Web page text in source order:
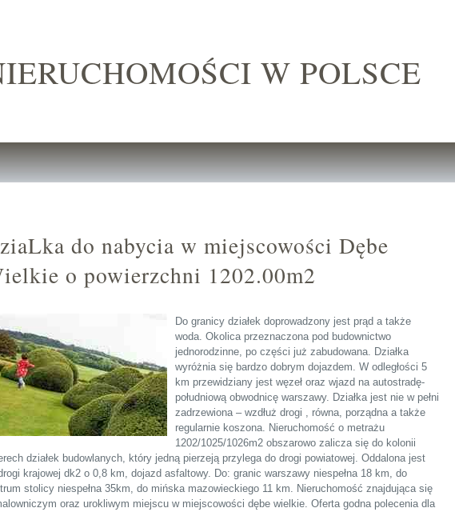
W POLSCE
do nabycia w miejscowości Dębe
o powierzchni 1202.00m2
Do granicy działek doprowadzony jest prąd a także
woda. Okolica przeznaczona pod budownictwo
jednorodzinne, po części już zabudowana. Działka
wyróżnia się bardzo dobrym dojazdem. W odległości 5
km przewidziany jest węzeł oraz wjazd na autostradę-
południową obwodnicę warszawy. Działka jest nie w pełni
zadrzewiona – wzdłuż drogi , równa, porządna a także
regularnie koszona. Nieruchomość o metrażu
1202/1025/1026m2 obszarowo zalicza się do kolonii
działek budowlanych, który jedną pierzeją przylega do drogi powiatowej. Oddalona jest
krajowej dk2 o 0,8 km, dojazd asfaltowy. Do: granic warszawy niespełna 18 km, do
stolicy niespełna 35km, do mińska mazowieckiego 11 km. Nieruchomość znajdująca się
oraz urokliwym miejscu w miejscowości dębe wielkie. Oferta godna polecenia dla